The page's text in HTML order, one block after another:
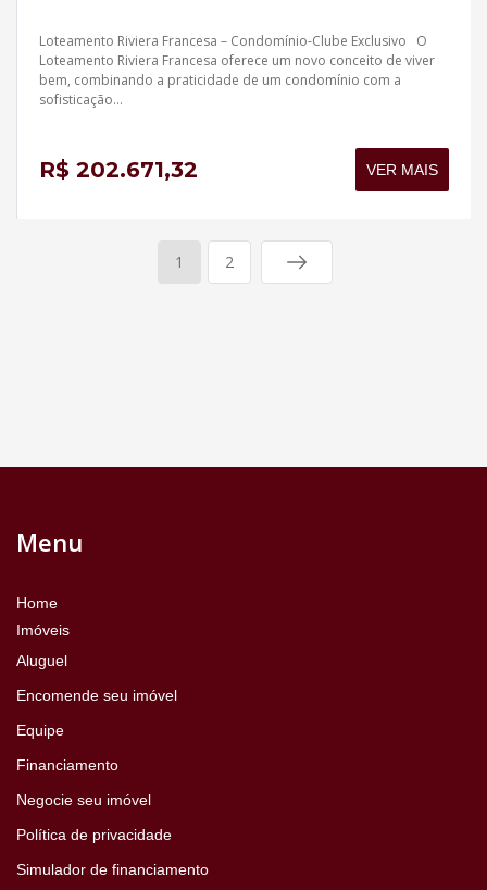
Loteamento Riviera Francesa – Condomínio-Clube Exclusivo O
Loteamento Riviera Francesa oferece um novo conceito de viver
bem, combinando a praticidade de um condomínio com a
sofisticação...
R$ 202.671,32 VER MAIS
1 2
Menu
Home
Imóveis
Aluguel
Encomende seu imóvel
Equipe
Financiamento
Negocie seu imóvel
Política de privacidade
Simulador de financiamento